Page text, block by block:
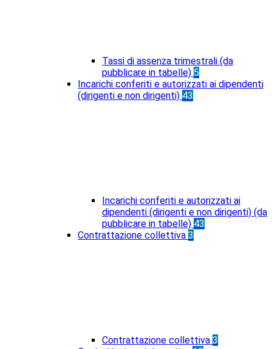
Tassi di assenza trimestrali (da
pubblicare in tabelle) 5
Incarichi conferiti e autorizzati ai dipendenti
(dirigenti e non dirigenti) 43
Incarichi conferiti e autorizzati ai
dipendenti (dirigenti e non dirigenti) (da
pubblicare in tabelle) 43
Contrattazione collettiva 3
Contrattazione collettiva 3